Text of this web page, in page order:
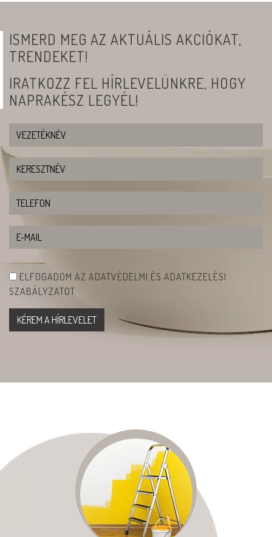
ISMERD MEG AZ AKTUÁLIS AKCIÓKAT,
TRENDEKET!
IRATKOZZ FEL HÍRLEVELÜNKRE, HOGY
NAPRAKÉSZ LEGYÉL!
ELFOGADOM AZ ADATVÉDELMI ÉS ADATKEZELÉSI
SZABÁLYZATOT